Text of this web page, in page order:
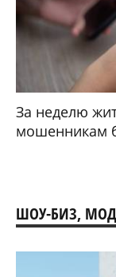
За неделю
мошенникам
ШОУ-БИЗ,